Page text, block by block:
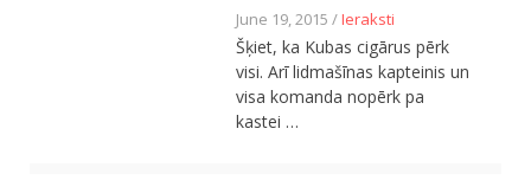
June 19, 2015 /Ieraksti
Šķiet, ka Kubas cigārus pērk
visi. Arī lidmašīnas kapteinis un
visa komanda nopērk pa
kastei …